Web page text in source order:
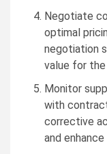
Negotiate
optimal
negotiation
value for the
Monitor
with
corrective
and